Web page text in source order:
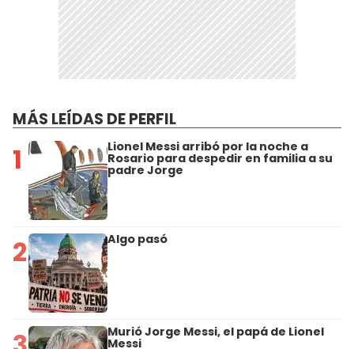
MÁS LEÍDAS DE PERFIL
1 Lionel Messi arribó por la noche a
Rosario para despedir en familia a su
padre Jorge
2 Algo pasó
Murió Jorge Messi, el papá de Lionel
Messi